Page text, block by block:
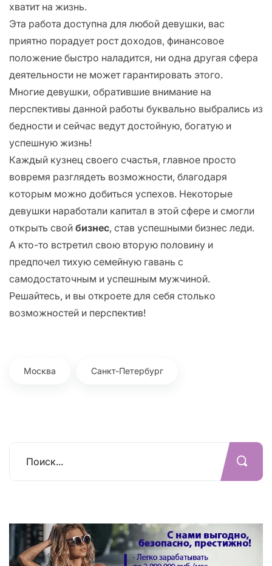
хватит на жизнь.
Эта работа доступна для любой девушки, вас
приятно порадует рост доходов, финансовое
положение быстро наладится, ни одна другая сфера
деятельности не может гарантировать этого.
Многие девушки, обратившие внимание на
перспективы данной работы буквально выбрались из
бедности и сейчас ведут достойную, богатую и
успешную жизнь!
Каждый кузнец своего счастья, главное просто
вовремя разглядеть возможности, благодаря
которым можно добиться успехов. Некоторые
девушки наработали капитал в этой сфере и смогли
открыть свой бизнес, став успешными бизнес леди.
А кто-то встретил свою вторую половину и
предпочел тихую семейную гавань с
самодостаточным и успешным мужчиной.
Решайтесь, и вы откроете для себя столько
возможностей и перспектив!
Москва Санкт-Петербург